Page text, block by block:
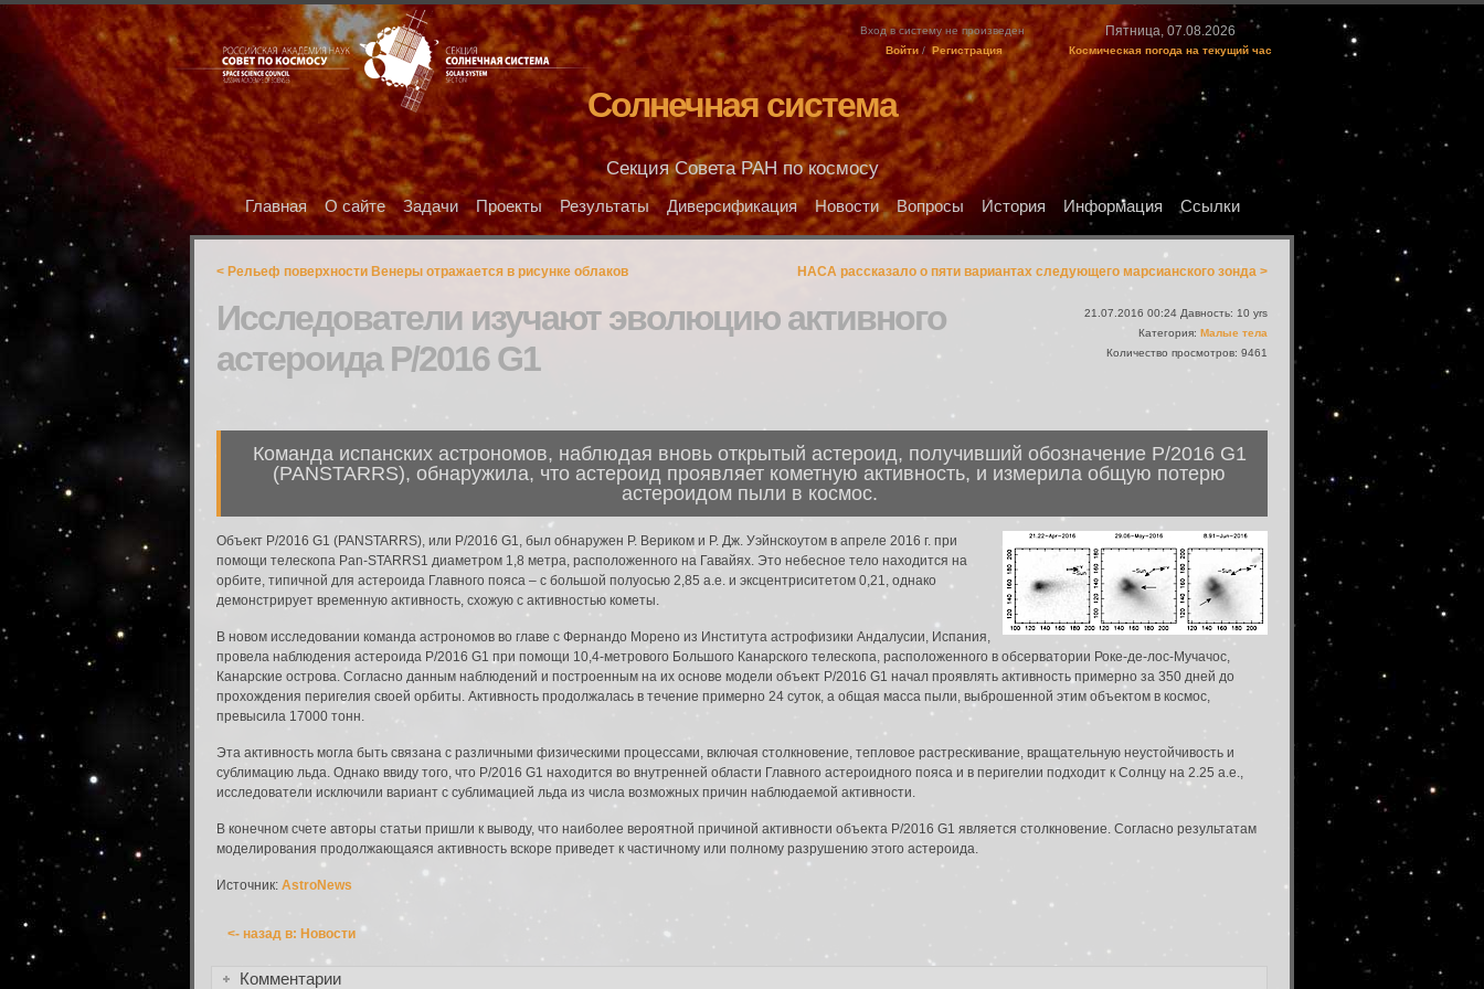
Пятница, 07.08.2026
Космическая погода на текущий час
Вход в систему не произведен
Войти / Регистрация
Солнечная система
Секция Совета РАН по космосу
Главная О сайте Задачи Проекты Результаты Диверсификация Новости Вопросы История Информация Ссылки
НАСА рассказало о пяти вариантах следующего марсианского зонда >
< Рельеф поверхности Венеры отражается в рисунке облаков
21.07.2016 00:24 Давность: 10 yrs
Категория: Малые тела
Количество просмотров: 9461
Исследователи изучают эволюцию активного
астероида P/2016 G1
Команда испанских астрономов, наблюдая вновь открытый астероид, получивший обозначение P/2016 G1
(PANSTARRS), обнаружила, что астероид проявляет кометную активность, и измерила общую потерю
астероидом пыли в космос.
Объект P/2016 G1 (PANSTARRS), или P/2016 G1, был обнаружен Р. Вериком и Р. Дж. Уэйнскоутом в апреле 2016 г. при
помощи телескопа Pan-STARRS1 диаметром 1,8 метра, расположенного на Гавайях. Это небесное тело находится на
орбите, типичной для астероида Главного пояса – с большой полуосью 2,85 а.е. и эксцентриситетом 0,21, однако
демонстрирует временную активность, схожую с активностью кометы.
В новом исследовании команда астрономов во главе с Фернандо Морено из Института астрофизики Андалусии, Испания,
провела наблюдения астероида P/2016 G1 при помощи 10,4-метрового Большого Канарского телескопа, расположенного в обсерватории Роке-де-лос-Мучачос,
Канарские острова. Согласно данным наблюдений и построенным на их основе модели объект P/2016 G1 начал проявлять активность примерно за 350 дней до
прохождения перигелия своей орбиты. Активность продолжалась в течение примерно 24 суток, а общая масса пыли, выброшенной этим объектом в космос,
превысила 17000 тонн.
Эта активность могла быть связана с различными физическими процессами, включая столкновение, тепловое растрескивание, вращательную неустойчивость и
сублимацию льда. Однако ввиду того, что P/2016 G1 находится во внутренней области Главного астероидного пояса и в перигелии подходит к Солнцу на 2.25 а.е.,
исследователи исключили вариант с сублимацией льда из числа возможных причин наблюдаемой активности.
В конечном счете авторы статьи пришли к выводу, что наиболее вероятной причиной активности объекта P/2016 G1 является столкновение. Согласно результатам
моделирования продолжающаяся активность вскоре приведет к частичному или полному разрушению этого астероида.
Источник: AstroNews
<- назад в: Новости
Комментарии
Забыли пароль?
Введите свое имя пользователя или адрес электронной почты. Инструкция по сбросу пароля будет немедленно отправлена по введенному адресу.
Имя пользователя или адрес электронной почты: